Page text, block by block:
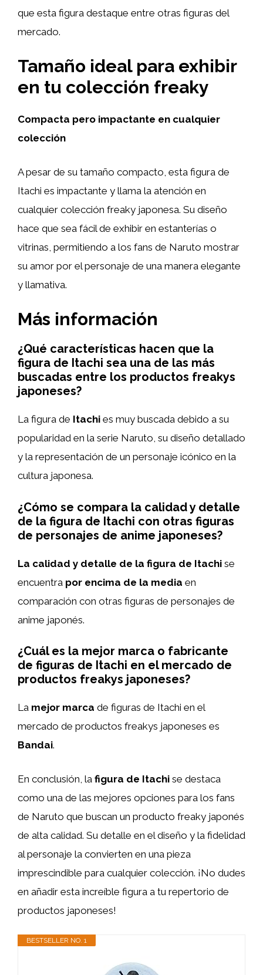
que esta figura destaque entre otras figuras del
mercado.
Tamaño ideal para exhibir
en tu colección freaky
Compacta pero impactante en cualquier
colección
A pesar de su tamaño compacto, esta figura de
Itachi es impactante y llama la atención en
cualquier colección freaky japonesa. Su diseño
hace que sea fácil de exhibir en estanterías o
vitrinas, permitiendo a los fans de Naruto mostrar
su amor por el personaje de una manera elegante
y llamativa.
Más información
¿Qué características hacen que la
figura de Itachi sea una de las más
buscadas entre los productos freakys
japoneses?
La figura de Itachi es muy buscada debido a su
popularidad en la serie Naruto, su diseño detallado
y la representación de un personaje icónico en la
cultura japonesa.
¿Cómo se compara la calidad y detalle
de la figura de Itachi con otras figuras
de personajes de anime japoneses?
La calidad y detalle de la figura de Itachi se
encuentra por encima de la media en
comparación con otras figuras de personajes de
anime japonés.
¿Cuál es la mejor marca o fabricante
de figuras de Itachi en el mercado de
productos freakys japoneses?
La mejor marca de figuras de Itachi en el
mercado de productos freakys japoneses es
Bandai.
En conclusión, la figura de Itachi se destaca
como una de las mejores opciones para los fans
de Naruto que buscan un producto freaky japonés
de alta calidad. Su detalle en el diseño y la fidelidad
al personaje la convierten en una pieza
imprescindible para cualquier colección. ¡No dudes
en añadir esta increíble figura a tu repertorio de
productos japoneses!
BESTSELLER NO. 1